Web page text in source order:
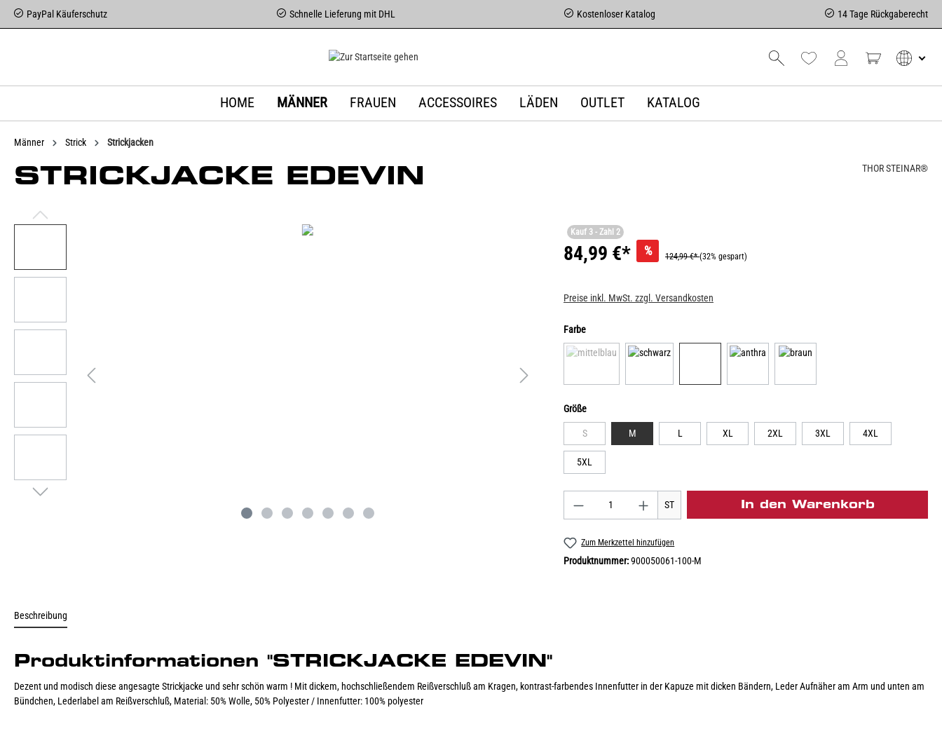
PayPal Käuferschutz Schnelle Lieferung mit DHL Kostenloser Katalog 14 Tage Rückgaberecht
HOME MÄNNER FRAUEN ACCESSOIRES LÄDEN OUTLET KATALOG
Männer Strick Strickjacken
STRICKJACKE EDEVIN THOR STEINAR®
Kauf 3 - Zahl 2
84,99 €* % 124,99 €*(32% gespart)
Preise inkl. MwSt. zzgl. Versandkosten
Farbe
Größe
S M L XL 2XL 3XL 4XL
5XL
ST In den Warenkorb
Zum Merkzettel hinzufügen
Produktnummer:900050061-100-M
Beschreibung
Produktinformationen "STRICKJACKE EDEVIN"
Dezent und modisch diese angesagte Strickjacke und sehr schön warm ! Mit dickem, hochschließendem Reißverschluß am Kragen, kontrast-farbendes Innenfutter in der Kapuze mit dicken Bändern, Leder Aufnäher am Arm und unten am
Bündchen, Lederlabel am Reißverschluß, Material: 50% Wolle, 50% Polyester / Innenfutter: 100% polyester